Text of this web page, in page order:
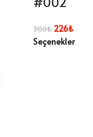
300₺226₺
Seçenekler